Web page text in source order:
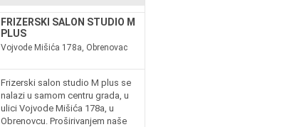
FRIZERSKI SALON STUDIO M
PLUS
Vojvode Mišića 178a, Obrenovac
Frizerski salon studio M plus se
nalazi u samom centru grada, u
ulici Vojvode Mišića 178a, u
Obrenovcu. Proširivanjem naše